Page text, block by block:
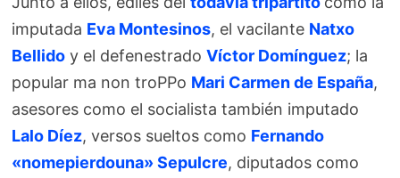
imputada Eva Montesinos, el vacilante Natxo
Bellido y el defenestradoVíctor Domínguez; la
popular ma non troPPo Mari Carmen de España,
asesores como el socialista también imputado
Lalo Díez, versos sueltos como Fernando
«nomepierdouna» Sepulcre, diputados como